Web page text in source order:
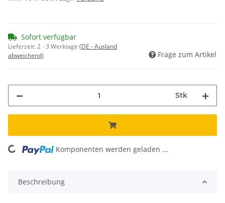
Sofort verfügbar
Lieferzeit:2 - 3 Werktage (DE - Ausland
abweichend)
Frage zum Artikel
Stk
Komponenten werden geladen ...
Beschreibung